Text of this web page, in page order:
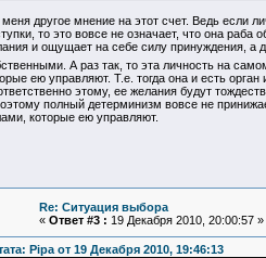
другое мнение на этот счет. Ведь если
то это вовсе не означает, что она
и ощущает на себе силу принуждения, а
А раз так, то эта личность на
ею управляют. Т.е. тогда она и есть
этому, ее желания будут
полный детерминизм вовсе не
которые ею управляют.
Re: Ситуация выбора
« Ответ #3 : 19 Декабря 2010, 20:00:57 »
Pipa от 19 Декабря 2010, 19:46:13